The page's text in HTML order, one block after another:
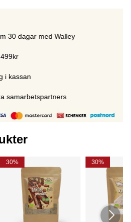
30 dagar med Walley
i kassan
samarbetspartners
30% 30%